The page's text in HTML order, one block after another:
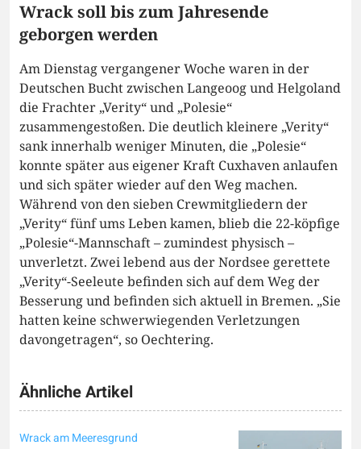
Wrack soll bis zum Jahresende
geborgen werden
Am Dienstag vergangener Woche waren in der
Deutschen Bucht zwischen Langeoog und Helgoland
die Frachter „Verity“ und „Polesie“
zusammengestoßen. Die deutlich kleinere „Verity“
sank innerhalb weniger Minuten, die „Polesie“
konnte später aus eigener Kraft Cuxhaven anlaufen
und sich später wieder auf den Weg machen.
Während von den sieben Crewmitgliedern der
„Verity“ fünf ums Leben kamen, blieb die 22-köpfige
„Polesie“-Mannschaft – zumindest physisch –
unverletzt. Zwei lebend aus der Nordsee gerettete
„Verity“-Seeleute befinden sich auf dem Weg der
Besserung und befinden sich aktuell in Bremen. „Sie
hatten keine schwerwiegenden Verletzungen
davongetragen“, so Oechtering.
Ähnliche Artikel
Wrack am Meeresgrund